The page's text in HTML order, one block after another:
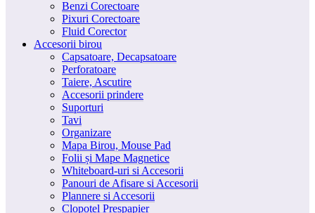
Benzi Corectoare
Pixuri Corectoare
Fluid Corector
Accesorii birou
Capsatoare, Decapsatoare
Perforatoare
Taiere, Ascutire
Accesorii prindere
Suporturi
Tavi
Organizare
Mapa Birou, Mouse Pad
Folii și Mape Magnetice
Whiteboard-uri si Accesorii
Panouri de Afisare si Accesorii
Plannere si Accesorii
Clopotel Prespapier